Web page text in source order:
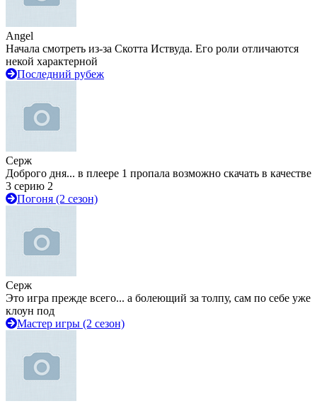
Angel
Начала смотреть из-за Скотта Иствуда. Его роли отличаются
некой характерной
Последний рубеж
Серж
Доброго дня... в плеере 1 пропала возможно скачать в качестве
3 серию 2
Погоня (2 сезон)
Серж
Это игра прежде всего... а болеющий за толпу, сам по себе уже
клоун под
Мастер игры (2 сезон)